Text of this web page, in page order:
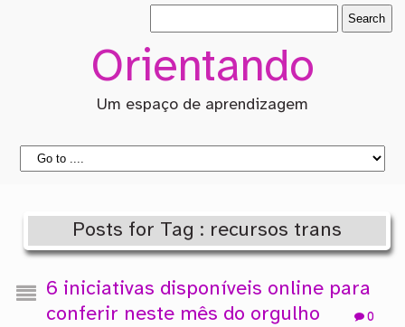
Orientando
Um espaço de aprendizagem
Posts for Tag : recursos trans
6 iniciativas disponíveis online para
conferir neste mês do orgulho
0